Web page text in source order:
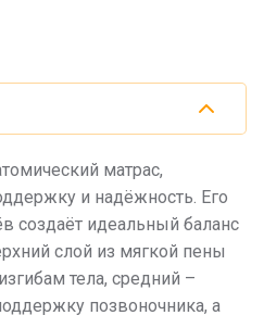
матрас,
и надёжность. Его
создаёт идеальный баланс
слой из мягкой пены
тела, средний –
позвоночника, а